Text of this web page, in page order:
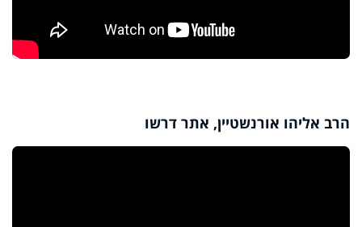
הרב אליהו אורנשטיין, אתר דרשו